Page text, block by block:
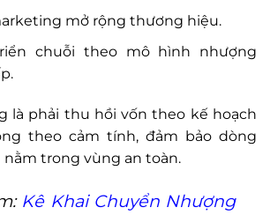
mở rộng thương hiệu.
chuỗi theo mô hình nhượng
là phải thu hồi vốn theo kế hoạch
theo cảm tính, đảm bảo dòng
nằm trong vùng an toàn.
Kê Khai Chuyển Nhượng